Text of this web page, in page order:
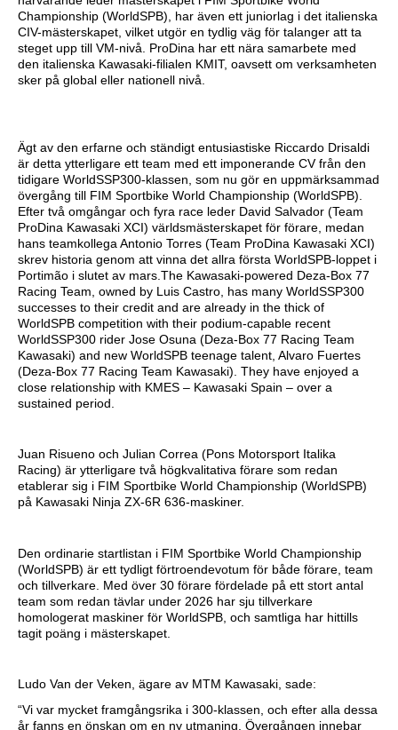
Championship (WorldSPB), har även ett juniorlag i det italienska
CIV-mästerskapet, vilket utgör en tydlig väg för talanger att ta
steget upp till VM-nivå. ProDina har ett nära samarbete med
den italienska Kawasaki-filialen KMIT, oavsett om verksamheten
sker på global eller nationell nivå.
Ägt av den erfarne och ständigt entusiastiske Riccardo Drisaldi
är detta ytterligare ett team med ett imponerande CV från den
tidigare WorldSSP300-klassen, som nu gör en uppmärksammad
övergång till FIM Sportbike World Championship (WorldSPB).
Efter två omgångar och fyra race leder David Salvador (Team
ProDina Kawasaki XCI) världsmästerskapet för förare, medan
hans teamkollega Antonio Torres (Team ProDina Kawasaki XCI)
skrev historia genom att vinna det allra första WorldSPB-loppet i
Portimão i slutet av mars.The Kawasaki-powered Deza-Box 77
Racing Team, owned by Luis Castro, has many WorldSSP300
successes to their credit and are already in the thick of
WorldSPB competition with their podium-capable recent
WorldSSP300 rider Jose Osuna (Deza-Box 77 Racing Team
Kawasaki) and new WorldSPB teenage talent, Alvaro Fuertes
(Deza-Box 77 Racing Team Kawasaki). They have enjoyed a
close relationship with KMES – Kawasaki Spain – over a
sustained period.
Juan Risueno och Julian Correa (Pons Motorsport Italika
Racing) är ytterligare två högkvalitativa förare som redan
etablerar sig i FIM Sportbike World Championship (WorldSPB)
på Kawasaki Ninja ZX-6R 636-maskiner.
Den ordinarie startlistan i FIM Sportbike World Championship
(WorldSPB) är ett tydligt förtroendevotum för både förare, team
och tillverkare. Med över 30 förare fördelade på ett stort antal
team som redan tävlar under 2026 har sju tillverkare
homologerat maskiner för WorldSPB, och samtliga har hittills
tagit poäng i mästerskapet.
Ludo Van der Veken, ägare av MTM Kawasaki, sade:
“Vi var mycket framgångsrika i 300-klassen, och efter alla dessa
år fanns en önskan om en ny utmaning. Övergången innebar